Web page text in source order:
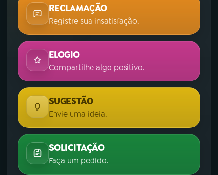
RECLAMAÇÃO
Registre sua insatisfação.
ELOGIO
Compartilhe algo positivo.
SUGESTÃO
Envie uma ideia.
SOLICITAÇÃO
Faça um pedido.